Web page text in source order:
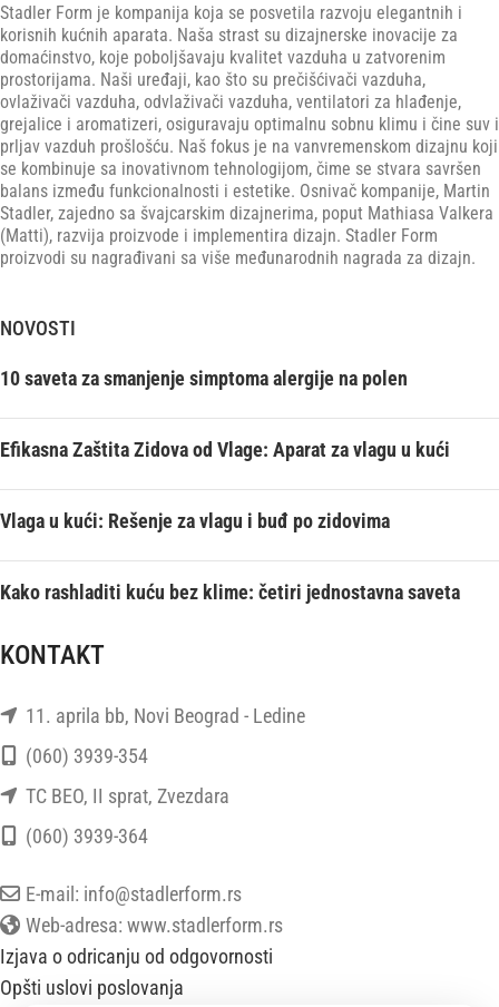
Stadler Form je kompanija koja se posvetila razvoju elegantnih i
korisnih kućnih aparata. Naša strast su dizajnerske inovacije za
domaćinstvo, koje poboljšavaju kvalitet vazduha u zatvorenim
prostorijama. Naši uređaji, kao što su prečišćivači vazduha,
ovlaživači vazduha, odvlaživači vazduha, ventilatori za hlađenje,
grejalice i aromatizeri, osiguravaju optimalnu sobnu klimu i čine suv i
prljav vazduh prošlošću. Naš fokus je na vanvremenskom dizajnu koji
se kombinuje sa inovativnom tehnologijom, čime se stvara savršen
balans između funkcionalnosti i estetike. Osnivač kompanije, Martin
Stadler, zajedno sa švajcarskim dizajnerima, poput Mathiasa Valkera
(Matti), razvija proizvode i implementira dizajn. Stadler Form
proizvodi su nagrađivani sa više međunarodnih nagrada za dizajn.
NOVOSTI
10 saveta za smanjenje simptoma alergije na polen
Efikasna Zaštita Zidova od Vlage: Aparat za vlagu u kući
Vlaga u kući: Rešenje za vlagu i buđ po zidovima
Kako rashladiti kuću bez klime: četiri jednostavna saveta
KONTAKT
11. aprila bb, Novi Beograd - Ledine
(060) 3939-354
TC BEO, II sprat, Zvezdara
(060) 3939-364
E-mail: info@stadlerform.rs
Web-adresa: www.stadlerform.rs
Izjava o odricanju od odgovornosti
Opšti uslovi poslovanja